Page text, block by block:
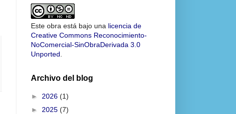
Este obra está bajo una licencia de
Creative Commons Reconocimiento-
NoComercial-SinObraDerivada 3.0
Unported
Archivo del blog
► 2026 (1)
► 2025 (7)